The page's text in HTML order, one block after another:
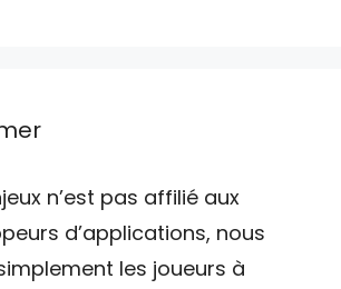
n’est pas affilié aux
d’applications, nous
les joueurs à